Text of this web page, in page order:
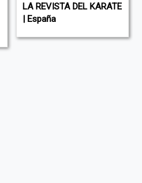
LA REVISTA DEL KARATE
| España